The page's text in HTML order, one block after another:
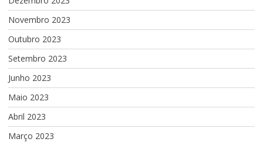
Novembro 2023
Outubro 2023
Setembro 2023
Junho 2023
Maio 2023
Abril 2023
Março 2023